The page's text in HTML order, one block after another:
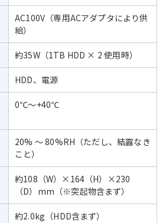
AC100V（専用ACアダプタにより供
給）
約35W（1TB HDD × 2 使用時）
HDD、電源
0℃～+40℃
20% ～ 80%RH（ただし、結露なき
こと）
約108（W）×164（H）×230
（D）mm（※突起物含まず）
約2.0kg（HDD含まず）